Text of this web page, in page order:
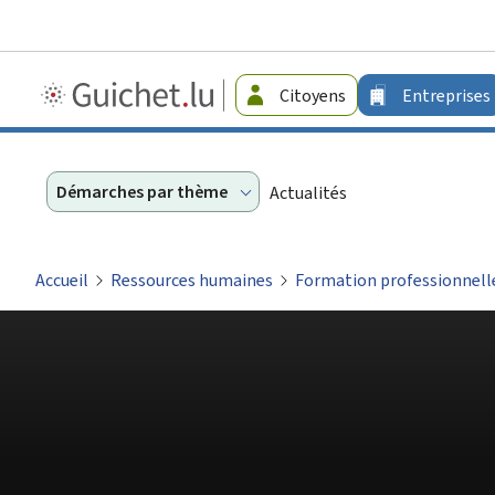
Guichet.lu
-
Citoyens Entreprises
Démarches par thème Actualités
Accueil Ressources humaines Formation